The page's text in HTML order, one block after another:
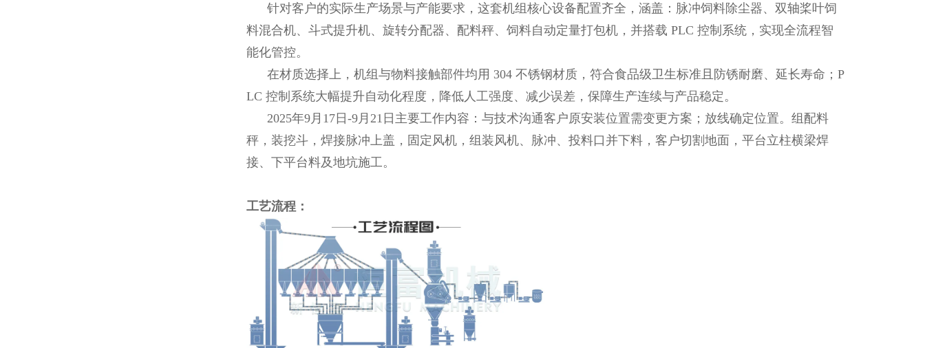
针对客户的实际生产场景与产能要求，这套机组核心设备配置齐全，涵盖：脉冲饲料除尘器、双轴桨叶饲
料混合机、斗式提升机、旋转分配器、配料秤、饲料自动定量打包机，并搭载 PLC 控制系统，实现全流程智
能化管控。
在材质选择上，机组与物料接触部件均用 304 不锈钢材质，符合食品级卫生标准且防锈耐磨、延长寿命；P
LC 控制系统大幅提升自动化程度，降低人工强度、减少误差，保障生产连续与产品稳定。
2025年9月17日-9月21日主要工作内容：与技术沟通客户原安装位置需变更方案；放线确定位置。组配料
秤，装挖斗，焊接脉冲上盖，固定风机，组装风机、脉冲、投料口并下料，客户切割地面，平台立柱横梁焊
接、下平台料及地坑施工。
工艺流程：